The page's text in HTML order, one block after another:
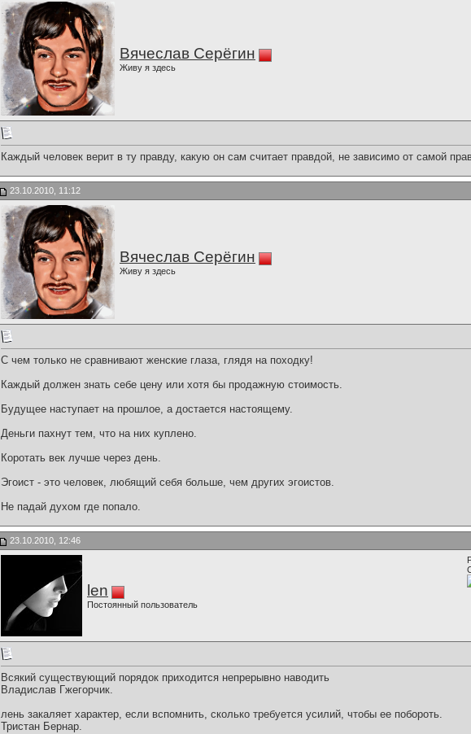
Вячеслав Серёгин
Живу я здесь
Каждый человек верит в ту правду, какую он сам считает правдой, не зависимо от самой
23.10.2010, 11:12
Вячеслав Серёгин
Живу я здесь
С чем только не сравнивают женские глаза, глядя на походку!
Каждый должен знать себе цену или хотя бы продажную стоимость.
Будущее наступает на прошлое, а достается настоящему.
Деньги пахнут тем, что на них куплено.
Коротать век лучше через день.
Эгоист - это человек, любящий себя больше, чем других эгоистов.
Не падай духом где попало.
23.10.2010, 12:46
len
Постоянный пользователь
Всякий существующий порядок приходится непрерывно наводить
Владислав Гжегорчик.
лень закаляет характер, если вспомнить, сколько требуется усилий, чтобы ее побороть.
Тристан Бернар.